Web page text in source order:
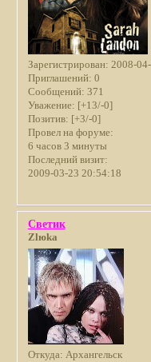
Зарегистрирован: 2008-
Приглашений: 0
Сообщений: 371
Уважение: [+13/-0]
Позитив: [+3/-0]
Провел на форуме:
6 часов 3 минуты
Последний визит:
2009-03-23 20:54:18
Светик
Zlюka
Откуда: Архангельск